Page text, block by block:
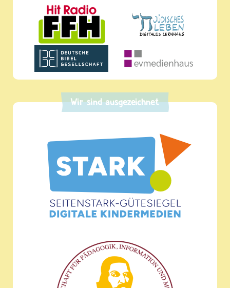
Wir sind ausgezeichnet